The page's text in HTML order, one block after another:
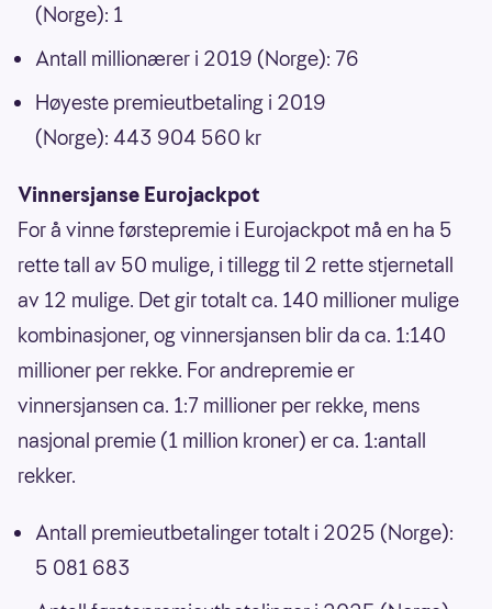
(Norge): 1
Antall millionærer i 2019 (Norge): 76
Høyeste premieutbetaling i 2019
(Norge): 443 904 560 kr
Vinnersjanse Eurojackpot
For å vinne førstepremie i Eurojackpot må en ha 5
rette tall av 50 mulige, i tillegg til 2 rette stjernetall
av 12 mulige. Det gir totalt ca. 140 millioner mulige
kombinasjoner, og vinnersjansen blir da ca. 1:140
millioner per rekke. For andrepremie er
vinnersjansen ca. 1:7 millioner per rekke, mens
nasjonal premie (1 million kroner) er ca. 1:antall
rekker.
Antall premieutbetalinger totalt i 2025 (Norge):
5 081 683